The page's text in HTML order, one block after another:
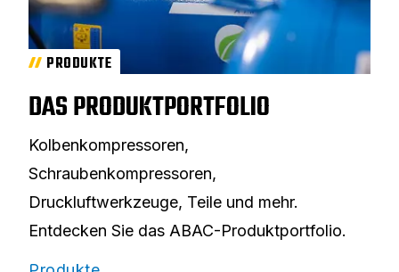
PRODUKTE
DAS PRODUKTPORTFOLIO
Kolbenkompressoren,
Schraubenkompressoren,
Druckluftwerkzeuge, Teile und mehr.
Entdecken Sie das ABAC-Produktportfolio.